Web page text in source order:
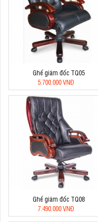
Ghế giám đốc TQ05
5.700.000 VNĐ
Ghế giám đốc TQ08
7.490.000 VNĐ